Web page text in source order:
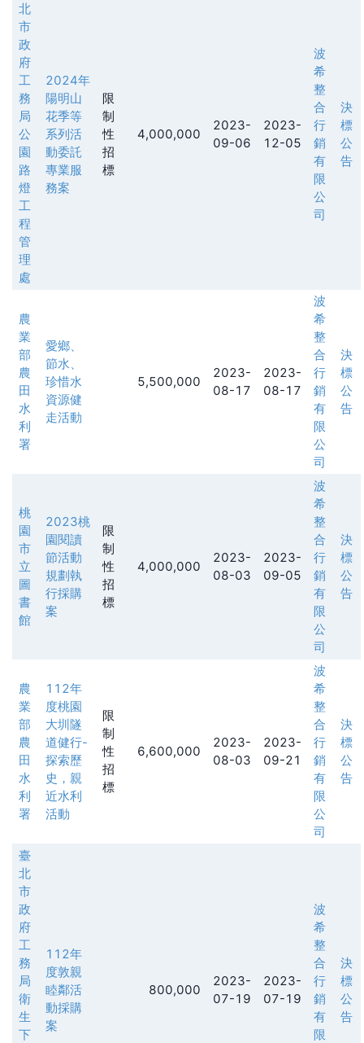
北
市
政
府
工
務
局
公
園
路
燈
工
程
管
理
處
2024年
陽明山
花季等
系列活
動委託
專業服
務案
限
制
性
招
標
4,000,000
2023-
09-06
2023-
12-05
波
希
整
合
行
銷
有
限
公
司
決
標
公
告
農
業
部
農
田
水
利
署
愛鄉、
節水、
珍惜水
資源健
走活動
5,500,000
2023-
08-17
2023-
08-17
波
希
整
合
行
銷
有
限
公
司
決
標
公
告
桃
園
市
立
圖
書
館
2023桃
園閱讀
節活動
規劃執
行採購
案
限
制
性
招
標
4,000,000
2023-
08-03
2023-
09-05
波
希
整
合
行
銷
有
限
公
司
決
標
公
告
農
業
部
農
田
水
利
署
112年
度桃園
大圳隧
道健行-
探索歷
史，親
近水利
活動
限
制
性
招
標
6,600,000
2023-
08-03
2023-
09-21
波
希
整
合
行
銷
有
限
公
司
決
標
公
告
臺
北
市
政
府
工
務
局
衛
生
下
112年
度敦親
睦鄰活
動採購
案
800,000
2023-
07-19
2023-
07-19
波
希
整
合
行
銷
有
限
決
標
公
告